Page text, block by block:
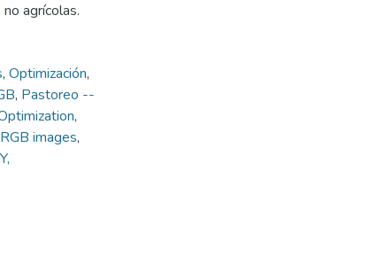
agrícolas.
, Optimización,
, Pastoreo --
,
RGB images,